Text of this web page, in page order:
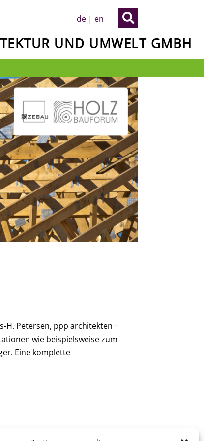

de| en
UND UMWELT GMBH
H. Petersen, ppp architekten +
wie beispielsweise zum
Eine komplette